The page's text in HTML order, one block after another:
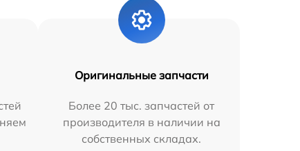
Оригинальные запчасти
Более 20 тыс. запчастей от
производителя в наличии на
собственных складах.